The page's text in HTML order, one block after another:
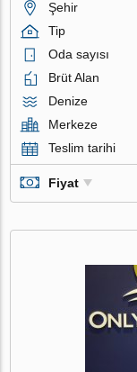
Şehir
Tip
Oda sayısı
Brüt Alan
Denize
Merkeze
Teslim tarihi
Fiyat